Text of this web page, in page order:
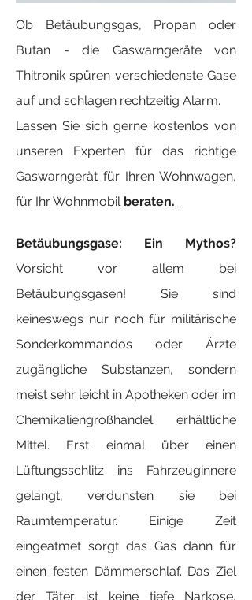
Ob Betäubungsgas, Propan oder
Butan - die Gaswarngeräte von
Thitronik spüren verschiedenste Gase
auf und schlagen rechtzeitig Alarm.
Lassen Sie sich gerne kostenlos von
unseren Experten für das richtige
Gaswarngerät für Ihren Wohnwagen,
für Ihr Wohnmobil beraten.
Betäubungsgase: Ein Mythos?
Vorsicht vor allem bei
Betäubungsgasen! Sie sind
keineswegs nur noch für militärische
Sonderkommandos oder Ärzte
zugängliche Substanzen, sondern
meist sehr leicht in Apotheken oder im
Chemikaliengroßhandel erhältliche
Mittel. Erst einmal über einen
Lüftungsschlitz ins Fahrzeuginnere
gelangt, verdunsten sie bei
Raumtemperatur. Einige Zeit
eingeatmet sorgt das Gas dann für
einen festen Dämmerschlaf. Das Ziel
der Täter ist keine tiefe Narkose,